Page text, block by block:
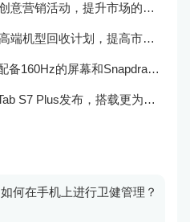
二手手机市场开展创意营销活动，提升市场的品牌感知度和美誉度
二手手机市场推出高端机型回收计划，提高市场的产品质量和用户口碑
Realme GT 2：将配备160Hz的屏幕和Snapdragon 898处理器
Samsung Galaxy Tab S7 Plus发布，搭载更为出色的屏幕和相机
如何在手机上进行卫健管理？